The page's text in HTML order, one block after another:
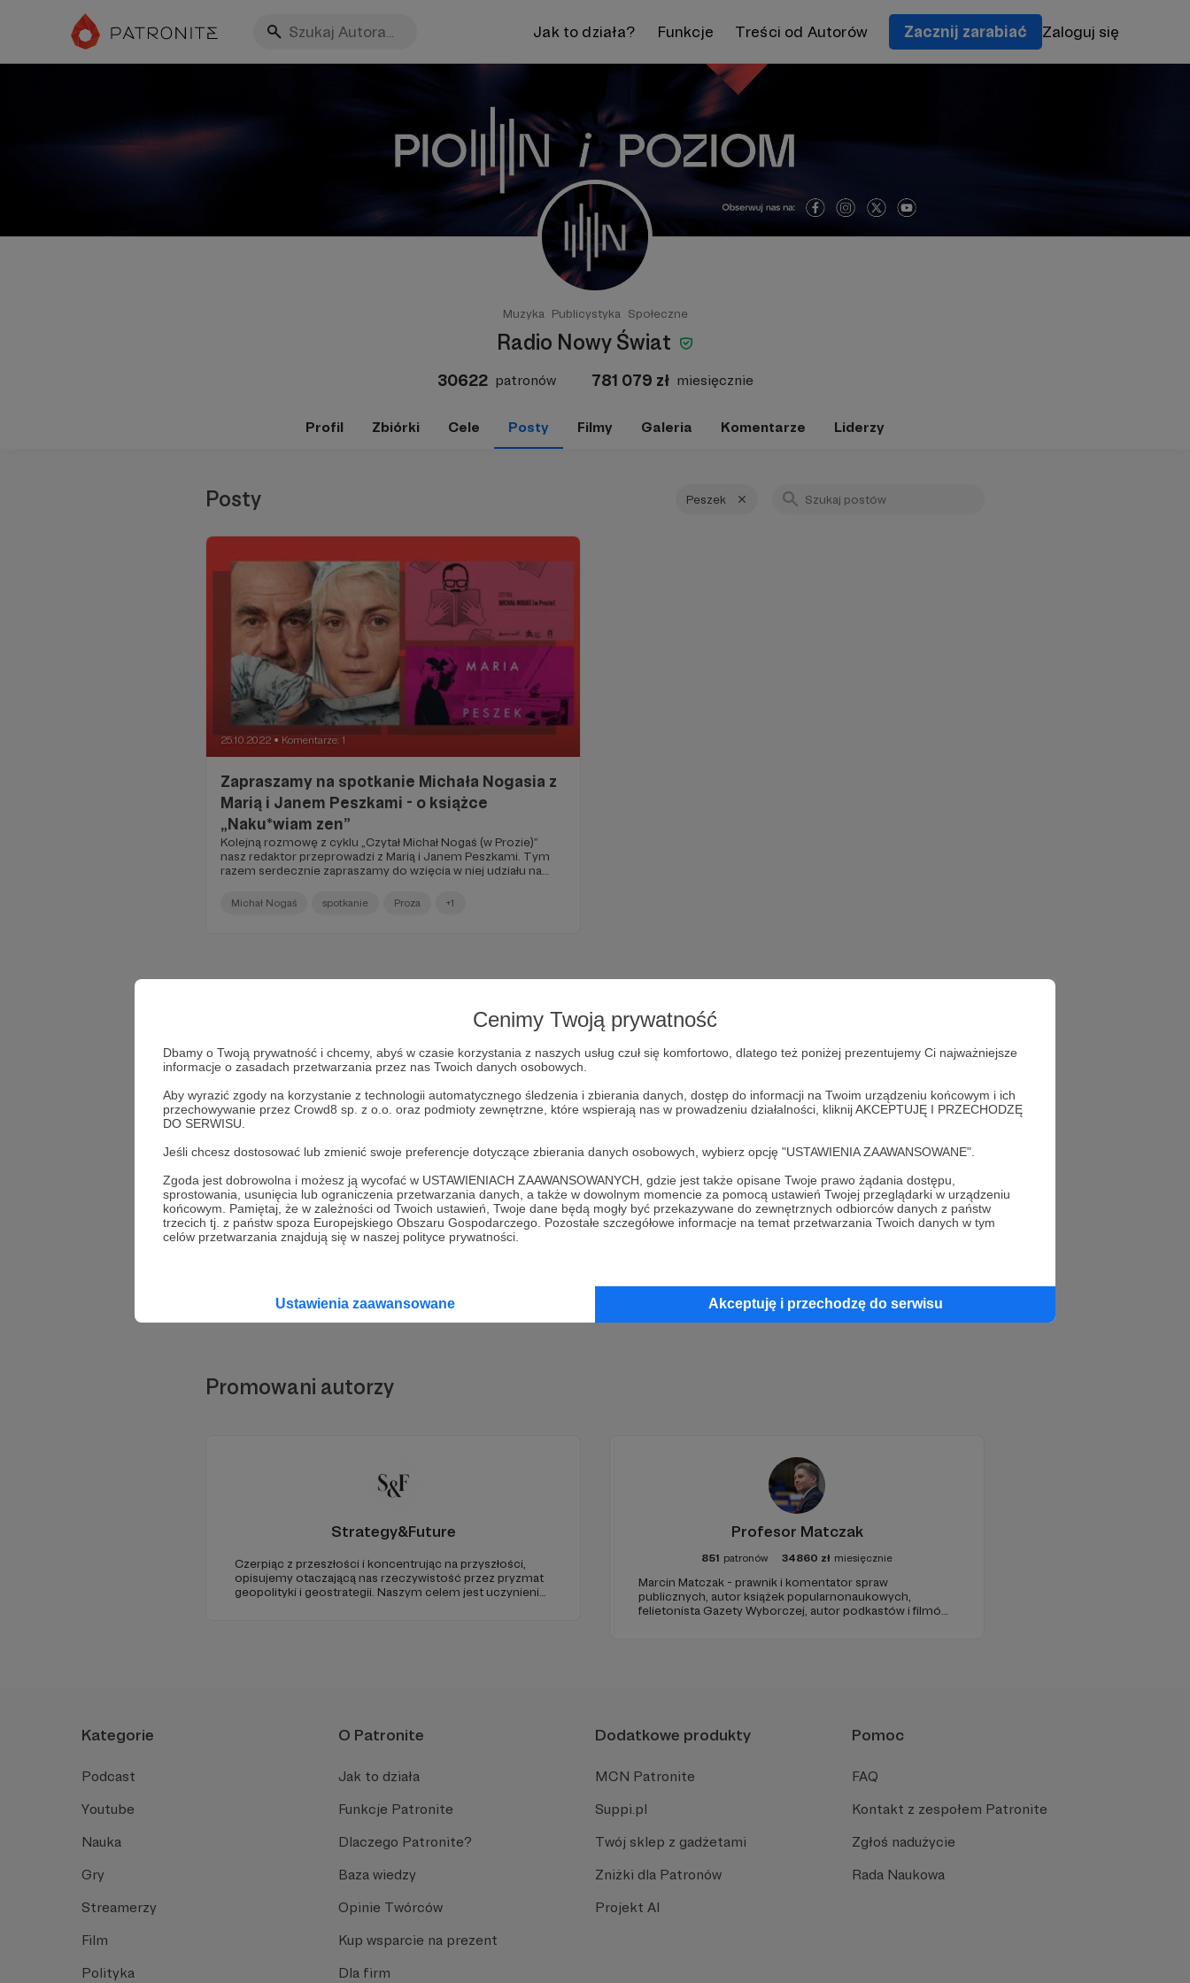
Cenimy Twoją prywatność
Dbamy o Twoją prywatność i chcemy, abyś w czasie korzystania z naszych usług czuł się komfortowo, dlatego też poniżej prezentujemy Ci najważniejsze
informacje o zasadach przetwarzania przez nas Twoich danych osobowych.
Aby wyrazić zgody na korzystanie z technologii automatycznego śledzenia i zbierania danych, dostęp do informacji na Twoim urządzeniu końcowym i ich
przechowywanie przez Crowd8 sp. z o.o. oraz podmioty zewnętrzne, które wspierają nas w prowadzeniu działalności, kliknij AKCEPTUJĘ I PRZECHODZĘ
DO SERWISU.
Jeśli chcesz dostosować lub zmienić swoje preferencje dotyczące zbierania danych osobowych, wybierz opcję "USTAWIENIA ZAAWANSOWANE".
Zgoda jest dobrowolna i możesz ją wycofać w USTAWIENIACH ZAAWANSOWANYCH, gdzie jest także opisane Twoje prawo żądania dostępu,
sprostowania, usunięcia lub ograniczenia przetwarzania danych, a także w dowolnym momencie za pomocą ustawień Twojej przeglądarki w urządzeniu
końcowym. Pamiętaj, że w zależności od Twoich ustawień, Twoje dane będą mogły być przekazywane do zewnętrznych odbiorców danych z państw
trzecich tj. z państw spoza Europejskiego Obszaru Gospodarczego. Pozostałe szczegółowe informacje na temat przetwarzania Twoich danych w tym
celów przetwarzania znajdują się w naszej polityce prywatności.
Ustawienia zaawansowane Akceptuję i przechodzę do serwisu
Jak to działa? Funkcje Treści od Autorów Zacznij zarabiać Zaloguj się
Muzyka Publicystyka Społeczne
Radio Nowy Świat
30622 patronów 781 079 zł miesięcznie
Profil Zbiórki Cele Posty Filmy Galeria Komentarze Liderzy
Posty Peszek
25.10.2022 ● Komentarze: 1
Zapraszamy na spotkanie Michała Nogasia z
Marią i Janem Peszkami - o książce
„Naku*wiam zen”
Kolejną rozmowę z cyklu „Czytał Michał Nogaś (w Prozie)”
nasz redaktor przeprowadzi z Marią i Janem Peszkami. Tym
razem serdecznie zapraszamy do wzięcia w niej udziału na
Literatury.
Michał Nogaś spotkanie Proza +1
Dołącz do grona Patronów!
Wesprzyj działalność Autora Radio Nowy Światjuż teraz!
Promowani autorzy
Strategy&Future
Czerpiąc z przeszłości i koncentrując na przyszłości,
opisujemy otaczającą nas rzeczywistość przez pryzmat
geopolityki i geostrategii. Naszym celem jest uczynienie
Profesor Matczak
851 patronów 34860 zł miesięcznie
Marcin Matczak - prawnik i komentator spraw
publicznych, autor książek popularnonaukowych,
felietonista Gazety Wyborczej, autor podkastów i filmów
Kategorie
Podcast
Youtube
Nauka
Gry
Streamerzy
Film
Polityka
O Patronite
Jak to działa
Funkcje Patronite
Dlaczego Patronite?
Baza wiedzy
Opinie Twórców
Kup wsparcie na prezent
Dla firm
Dodatkowe produkty
MCN Patronite
Suppi.pl
Twój sklep z gadżetami
Zniżki dla Patronów
Projekt AI
Pomoc
FAQ
Kontakt z zespołem Patronite
Zgłoś nadużycie
Rada Naukowa